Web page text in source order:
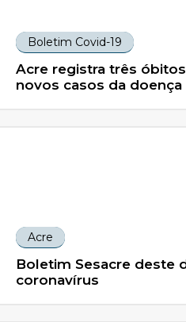
Boletim Covid-19
Acre registra três óbitos
novos casos da
Acre
Boletim Sesacre deste
coronavírus